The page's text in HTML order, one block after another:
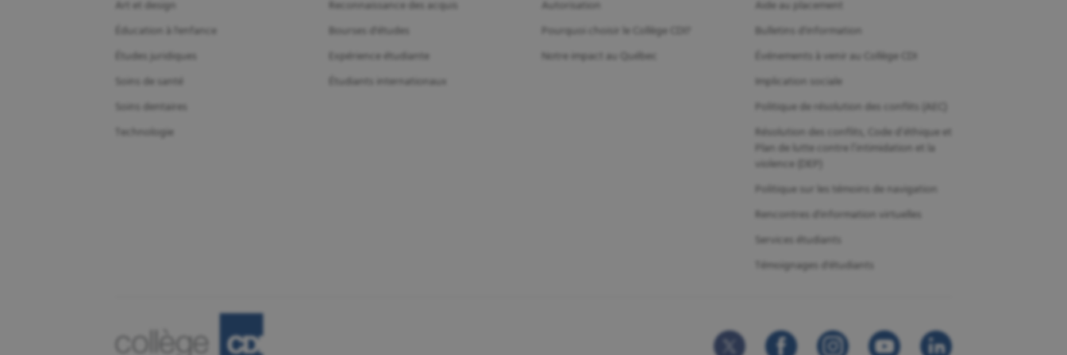
Art et design
Éducation à l'enfance
Études juridiques
Soins de santé
Soins dentaires
Technologie
Reconnaissance des acquis
Bourses d'études
Expérience étudiante
Étudiants internationaux
Autorisation
Pourquoi choisir le Collège CDI?
Notre impact au Québec
Aide au placement
Bulletins d'information
Événements à venir au Collège CDI
Implication sociale
Politique de résolution des conflits (AEC)
Résolution des conflits, Code d’éthique et
Plan de lutte contre l’intimidation et la
violence (DEP)
Politique sur les témoins de navigation
Rencontres d'information virtuelles
Services étudiants
Témoignages d'étudiants